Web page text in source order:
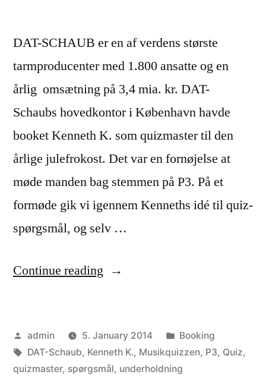
DAT-SCHAUB er en af verdens største
tarmproducenter med 1.800 ansatte og en
årlig omsætning på 3,4 mia. kr. DAT-
Schaubs hovedkontor i København havde
booket Kenneth K. som quizmaster til den
årlige julefrokost. Det var en fornøjelse at
møde manden bag stemmen på P3. På et
formøde gik vi igennem Kenneths idé til quiz-
spørgsmål, og selv …
Continue reading ““En
møde
manden
Posted
by
admin 5. January 2014
Posted
in
Booking
Tags:
DAT-Schaub, Kenneth K., Musikquizzen, P3, Quiz,
quizmaster, spørgsmål, underholdning